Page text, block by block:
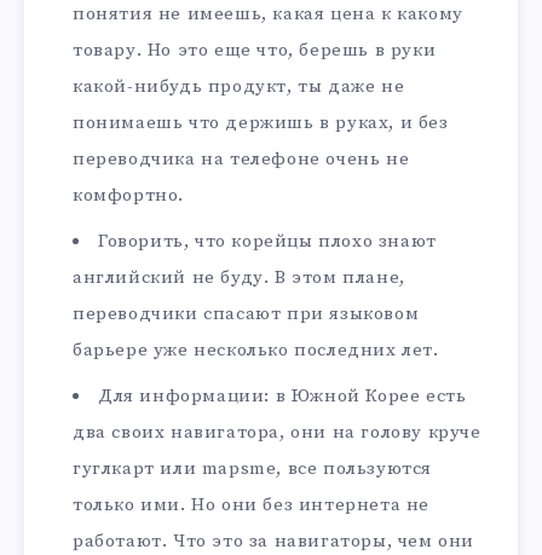
понятия не имеешь, какая цена к какому
товару. Но это еще что, берешь в руки
какой-нибудь продукт, ты даже не
понимаешь что держишь в руках, и без
переводчика на телефоне очень не
комфортно.
Говорить, что корейцы плохо знают
английский не буду. В этом плане,
переводчики спасают при языковом
барьере уже несколько последних лет.
Для информации: в Южной Корее есть
два своих навигатора, они на голову круче
гуглкарт или mapsme, все пользуются
только ими. Но они без интернета не
работают. Что это за навигаторы, чем они